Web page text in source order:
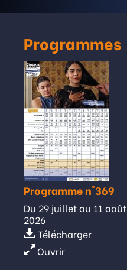
Programmes
Programme n°369
Du 29 juillet au 11 août
2026
Télécharger
Ouvrir